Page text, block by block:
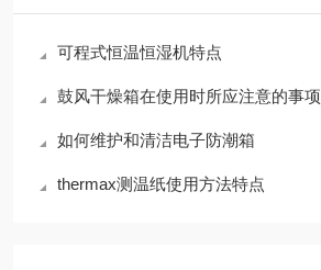
可程式恒温恒湿机特点
鼓风干燥箱在使用时所应注意的事项
如何维护和清洁电子防潮箱
thermax测温纸使用方法特点